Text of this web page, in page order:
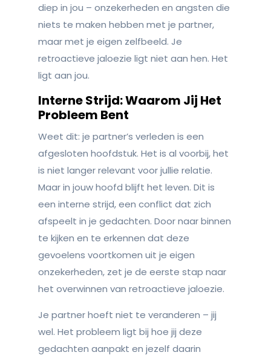
diep in jou – onzekerheden en angsten die
niets te maken hebben met je partner,
maar met je eigen zelfbeeld. Je
retroactieve jaloezie ligt niet aan hen. Het
ligt aan jou.
Interne Strijd: Waarom Jij Het
Probleem Bent
Weet dit: je partner’s verleden is een
afgesloten hoofdstuk. Het is al voorbij, het
is niet langer relevant voor jullie relatie.
Maar in jouw hoofd blijft het leven. Dit is
een interne strijd, een conflict dat zich
afspeelt in je gedachten. Door naar binnen
te kijken en te erkennen dat deze
gevoelens voortkomen uit je eigen
onzekerheden, zet je de eerste stap naar
het overwinnen van retroactieve jaloezie.
Je partner hoeft niet te veranderen – jij
wel. Het probleem ligt bij hoe jij deze
gedachten aanpakt en jezelf daarin